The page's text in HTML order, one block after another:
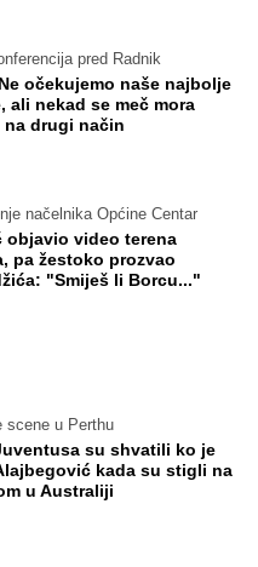
pred Radnik
očekujemo naše najbolje
ali nekad se meč mora
drugi način
načelnika Općine Centar
objavio video terena
pa žestoko prozvao
"Smiješ li Borcu..."
scene u Perthu
su shvatili ko je
kada su stigli na
u Australiji